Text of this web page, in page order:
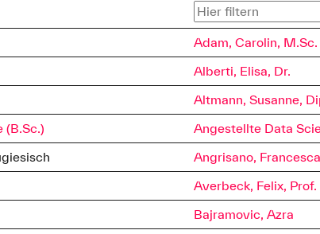
Arbeit
Adam, Carolin, M.Sc.
Alberti, Elisa, Dr.
Altmann, Susanne,
(B.Sc.)
Angestellte Data
Angrisano,
Averbeck, Felix, Prof.
Bajramovic, Azra